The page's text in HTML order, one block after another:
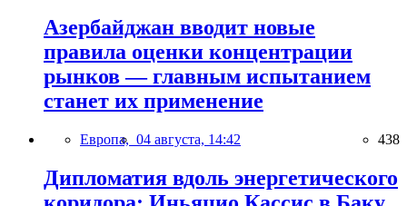
Азербайджан вводит новые
правила оценки концентрации
рынков — главным испытанием
станет их применение
Европа, 04 августа, 14:42 438
Дипломатия вдоль энергетического